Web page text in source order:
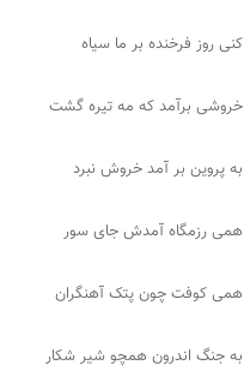
کنی روز فرخنده بر ما سیاه
خروشی برآمد که مه تیره گشت
به پروین بر آمد خروش نبرد
همی رزمگاه آمدش جای سور
همی کوفت چون پتک آهنگران
به جنگ اندرون همچو شیر شکار